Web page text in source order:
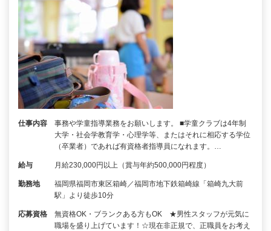
仕事内容
事務や学童指導業務をお願いします。 ■学童クラブは4年制
大学・社会学教育学・心理学等、またはそれに相応する学位
（卒業者）であれば有資格者指導員になれます。…
給与 月給230,000円以上（賞与年約500,000円程度）
勤務地
福岡県福岡市東区箱崎／福岡市地下鉄箱崎線「箱崎九大前
駅」より徒歩10分
応募資格
無資格OK・ブランクある方もOK ★男性スタッフが元気に
職場を盛り上げています！☆現在非正規で、正職員をお考え